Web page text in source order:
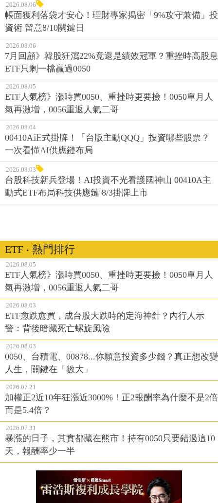
2026.08.06
帳面獲利落袋才安心！理財專家揭密「9%攻守兼備」投
資術 留意8/10關鍵日
2026.08.06
7月回顧》韓股狂瀉22%竟還是績效冠軍？重挫時高股息
ETF只剩一檔贏過0050
2026.08.05
ETF人氣榜》漲時買0050、重挫時更要撿！0050單月人
氣再激增，0056重返人氣二哥
2026.08.04
00410A正式掛牌！「台版主動QQQ」投資哪些股票？
一次看懂AI供應鏈布局
2026.08.03
台股科技新兵登場！AI投資不光看護國神山 00410A主
動式ETF布局科技供應鏈 8/3掛牌上市
ETF ‧ 熱門排行
2026.08.05
ETF人氣榜》漲時買0050、重挫時更要撿！0050單月人
氣再激增，0056重返人氣二哥
2026.08.03
ETF愈跌愈買，成台股大跌時的定海神針？內行人示
警：背後暗藏死亡螺旋風險
2026.08.03
0050、台積電、00878...你願意投資多少錢？真正想改變
人生，關鍵在「數大」
2026.07.21
加權正2近10年狂漲近3000%！正2報酬率為什麼不是2倍
而是5.4倍？
2026.07.31
暴漲的日子，其實都藏在熊市！持有0050只要錯過這10
天，報酬率少一半